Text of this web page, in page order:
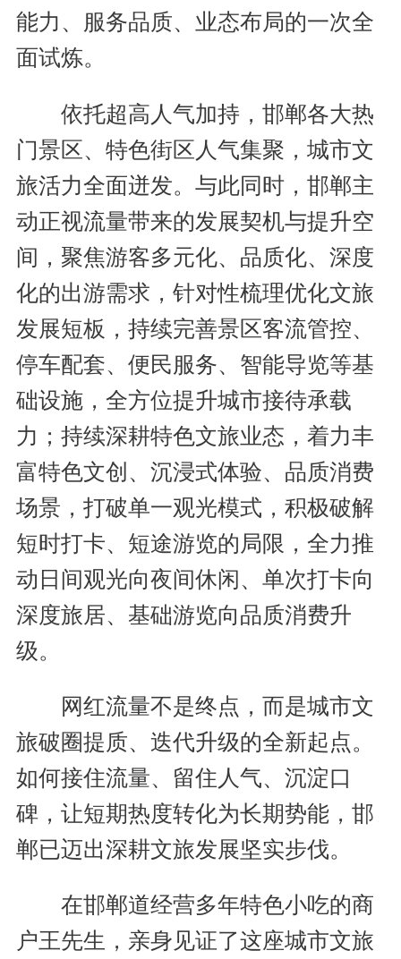
能力、服务品质、业态布局的一次全
面试炼。
依托超高人气加持，邯郸各大热
门景区、特色街区人气集聚，城市文
旅活力全面迸发。与此同时，邯郸主
动正视流量带来的发展契机与提升空
间，聚焦游客多元化、品质化、深度
化的出游需求，针对性梳理优化文旅
发展短板，持续完善景区客流管控、
停车配套、便民服务、智能导览等基
础设施，全方位提升城市接待承载
力；持续深耕特色文旅业态，着力丰
富特色文创、沉浸式体验、品质消费
场景，打破单一观光模式，积极破解
短时打卡、短途游览的局限，全力推
动日间观光向夜间休闲、单次打卡向
深度旅居、基础游览向品质消费升
级。
网红流量不是终点，而是城市文
旅破圈提质、迭代升级的全新起点。
如何接住流量、留住人气、沉淀口
碑，让短期热度转化为长期势能，邯
郸已迈出深耕文旅发展坚实步伐。
在邯郸道经营多年特色小吃的商
户王先生，亲身见证了这座城市文旅